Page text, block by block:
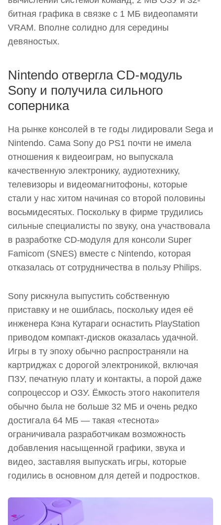
битная графика в связке с 1 МБ видеопамяти
VRAM. Вполне солидно для середины
девяностых.
Nintendo отвергла CD-модуль
Sony и получила сильного
соперника
На рынке консолей в те годы лидировали Sega и
Nintendo. Сама Sony до PS1 почти не имела
отношения к видеоиграм, но выпускала
качественную электронику, аудиотехнику,
телевизоры и видеомагнитофоны, которые
стали у нас хитом начиная со второй половины
восьмидесятых. Поскольку в фирме трудились
сильные специалисты по звуку, она участвовала
в разработке CD-модуля для консоли Super
Famicom (SNES) вместе с Nintendo, которая
отказалась от сотрудничества в пользу Philips.
Sony рискнула выпустить собственную
приставку и не ошиблась, поскольку идея её
инженера Кэна Кутараги оснастить PlayStation
приводом компакт-дисков оказалась удачной.
Игры в ту эпоху обычно распространяли на
картриджах с дорогой электроникой, включая
ПЗУ, печатную плату и контакты, а порой даже
сопроцессор и ОЗУ. Ёмкость этого накопителя
обычно была не больше 32 МБ и очень редко
достигала 64 МБ — такая «теснота»
ограничивала разработчикам возможность
добавления насыщенной графики, звука и
видео, заставляя выпускать игры, которые
годились в основном для детей и подростков.